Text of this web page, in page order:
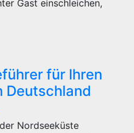
Gast einschleichen,
für Ihren
Deutschland
Nordseeküste